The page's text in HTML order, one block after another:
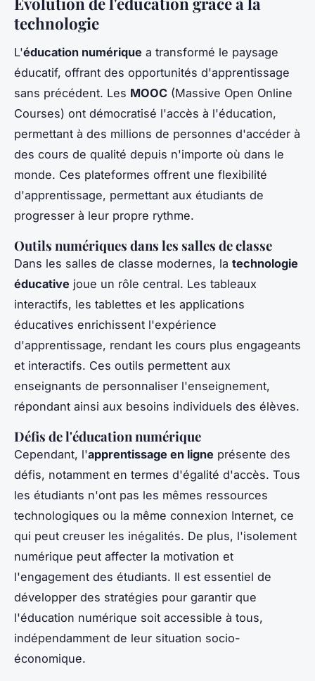
technologie
L'éducation numérique a transformé le paysage
éducatif, offrant des opportunités d'apprentissage
sans précédent. Les MOOC (Massive Open Online
Courses) ont démocratisé l'accès à l'éducation,
permettant à des millions de personnes d'accéder à
des cours de qualité depuis n'importe où dans le
monde. Ces plateformes offrent une flexibilité
d'apprentissage, permettant aux étudiants de
progresser à leur propre rythme.
Outils numériques dans les salles de classe
Dans les salles de classe modernes, la technologie
éducative joue un rôle central. Les tableaux
interactifs, les tablettes et les applications
éducatives enrichissent l'expérience
d'apprentissage, rendant les cours plus engageants
et interactifs. Ces outils permettent aux
enseignants de personnaliser l'enseignement,
répondant ainsi aux besoins individuels des élèves.
Défis de l'éducation numérique
Cependant, l'apprentissage en ligne présente des
défis, notamment en termes d'égalité d'accès. Tous
les étudiants n'ont pas les mêmes ressources
technologiques ou la même connexion Internet, ce
qui peut creuser les inégalités. De plus, l'isolement
numérique peut affecter la motivation et
l'engagement des étudiants. Il est essentiel de
développer des stratégies pour garantir que
l'éducation numérique soit accessible à tous,
indépendamment de leur situation socio-
économique.